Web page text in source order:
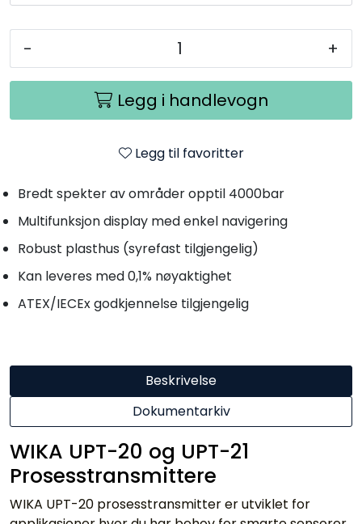
- +
Legg i handlevogn
Legg til favoritter
Bredt spekter av områder opptil 4000bar
Multifunksjon display med enkel navigering
Robust plasthus (syrefast tilgjengelig)
Kan leveres med 0,1% nøyaktighet
ATEX/IECEx godkjennelse tilgjengelig
Beskrivelse
Dokumentarkiv
WIKA UPT-20 og UPT-21
Prosesstransmittere
WIKA UPT-20 prosesstransmitter er utviklet for